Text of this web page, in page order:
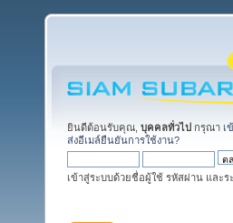
ยินดีต้อนรับคุณ, บุคคลทั่วไป กรุณา เ
ส่งอีเมล์ยืนยันการใช้งาน?
เข้าสู่ระบบด้วยชื่อผู้ใช้ รหัสผ่าน และร